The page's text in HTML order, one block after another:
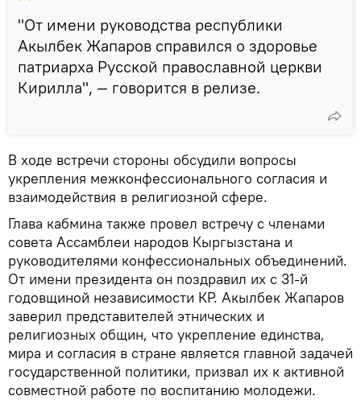
"От имени руководства республики
Акылбек Жапаров справился о здоровье
патриарха Русской православной церкви
Кирилла", — говорится в релизе.
В ходе встречи стороны обсудили вопросы
укрепления межконфессионального согласия и
взаимодействия в религиозной сфере.
Глава кабмина также провел встречу с членами
совета Ассамблеи народов Кыргызстана и
руководителями конфессиональных объединений.
От имени президента он поздравил их с 31-й
годовщиной независимости КР. Акылбек Жапаров
заверил представителей этнических и
религиозных общин, что укрепление единства,
мира и согласия в стране является главной задачей
государственной политики, призвал их к активной
совместной работе по воспитанию молодежи.